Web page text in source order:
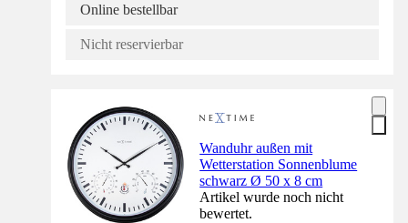
Online bestellbar
Nicht reservierbar
Wanduhr außen mit
Wetterstation Sonnenblume
schwarz Ø 50 x 8 cm
Artikel wurde noch nicht
bewertet.